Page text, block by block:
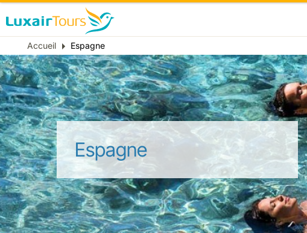
Fil
d'Ariane
Accueil Espagne
Espagne